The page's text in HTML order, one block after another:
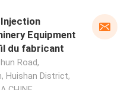
Injection
Equipment
du fabricant
Road,
Huishan District,